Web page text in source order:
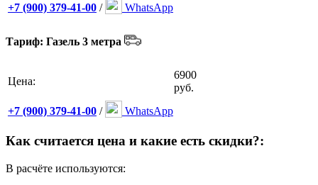
+7 (900) 379-41-00 / WhatsApp
Тариф: Газель 3 метра
Цена:
6900
руб.
+7 (900) 379-41-00 / WhatsApp
Как считается цена и какие есть скидки?:
В расчёте используются: